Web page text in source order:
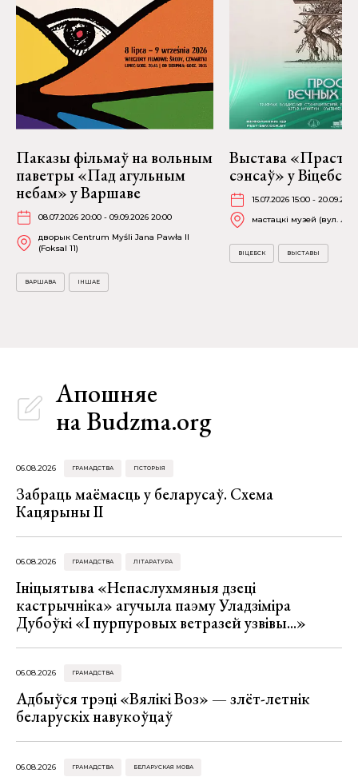
Паказы фільмаў на вольным
паветры «Пад агульным
небам» у Варшаве
08.07.2026 20:00 - 09.09.2026 20:00
дворык Centrum Myśli Jana Pawła II
(Foksal 11)
ВАРШАВА ІНШАЕ
Выстава
сэнсаў» у Віцебску
15.07.2026 15:00 -
мастацкі музей (вул.
ВІЦЕБСК ВЫСТАВЫ
Апошняе
на Budzma.org
06.08.2026 ГРАМАДСТВА ГІСТОРЫЯ
Забраць маёмасць у беларусаў. Схема
Кацярыны ІІ
06.08.2026 ГРАМАДСТВА ЛІТАРАТУРА
Ініцыятыва «Непаслухмяныя дзеці
кастрычніка» агучыла паэму Уладзіміра
Дубоўкі «І пурпуровых ветразей узвівы...»
06.08.2026 ГРАМАДСТВА
Адбыўся трэці «Вялікі Воз» — злёт-летнік
беларускіх навукоўцаў
06.08.2026 ГРАМАДСТВА БЕЛАРУСКАЯ МОВА